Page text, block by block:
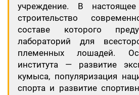
учреждение. В
строительство
составе которого
лабораторий для
племенных лошадей.
института — развитие
кумыса, популяризация
спорта и развитие